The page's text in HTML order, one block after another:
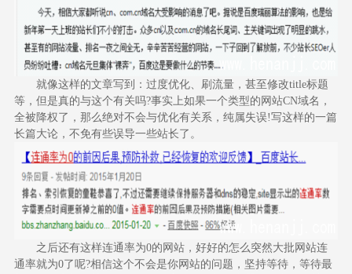
就像这样的文章写到：过度优化、刷流量，甚至修改title标题
等，但是真的与这个有关吗?事实上如果一个类型的网站CN域名，
全被降权了，那么绝对不会与优化有关系，纯属失误!写这样的一篇
长篇大论，不免有些误导一些站长了。
之后还有这样连通率为0的网站，好好的怎么突然大批网站连
通率就为0了呢?相信这个不会是你网站的问题，坚持等待，等待最